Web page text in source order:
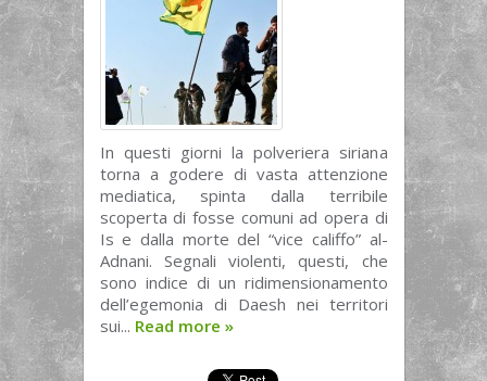
In questi giorni la polveriera siriana
torna a godere di vasta attenzione
mediatica, spinta dalla terribile
scoperta di fosse comuni ad opera di
Is e dalla morte del “vice califfo” al-
Adnani. Segnali violenti, questi, che
sono indice di un ridimensionamento
dell’egemonia di Daesh nei territori
sui... Read more »